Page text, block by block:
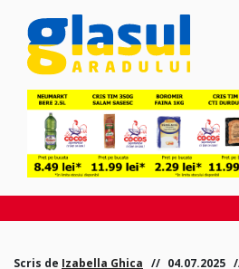
Scris de Izabella Ghica 04.07.2025